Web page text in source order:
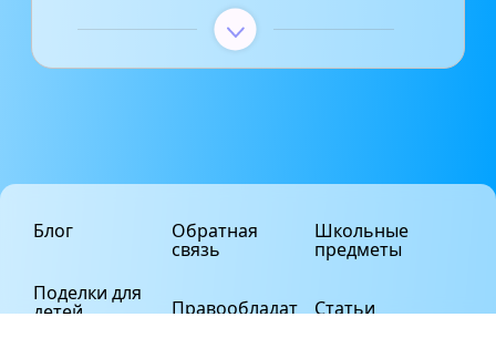
Блог
Поделки для
детей
Обратная
связь
Правообладат
Школьные
предметы
Статьи